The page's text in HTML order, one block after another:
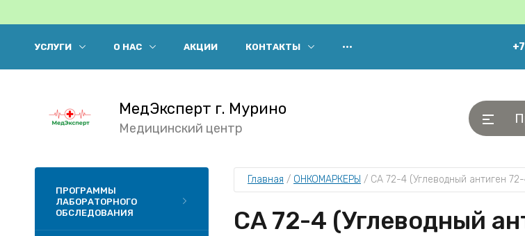
УСЛУГИ О НАС АКЦИИ КОНТАКТЫ •••
МедЭксперт г. Мурино
Медицинский центр
ПРОГРАММЫ
ЛАБОРАТОРНОГО
ОБСЛЕДОВАНИЯ
Главная / ОНКОМАРКЕРЫ / CA 72­-4 (Углеводный антиген
CA 72­-4 (Углеводный